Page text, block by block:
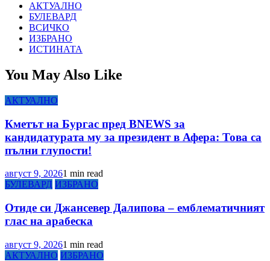
АКТУАЛНО
БУЛЕВАРД
ВСИЧКО
ИЗБРАНО
ИСТИНАТА
You May Also Like
АКТУАЛНО
Кметът на Бургас пред BNEWS за
кандидатурата му за президент в Афера: Това са
пълни глупости!
август 9, 20261 min read
БУЛЕВАРД ИЗБРАНО
Отиде си Джансевер Далипова – емблематичният
глас на арабеска
август 9, 20261 min read
АКТУАЛНО ИЗБРАНО